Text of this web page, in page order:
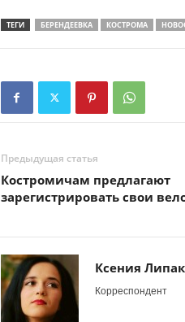
ТЕГИ БЕРЕНДЕЕВКА КОСТРОМА
Предыдущая статья
Костромичам предлагают
зарегистрировать свои
Ксения
Корреспондент